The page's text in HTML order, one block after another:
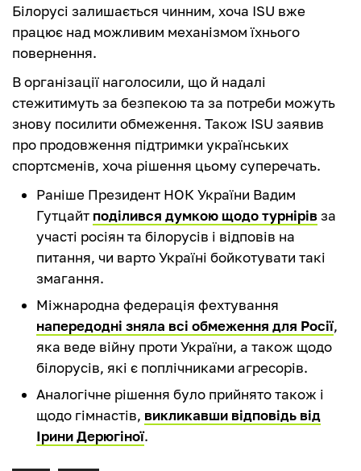
Білорусі залишається чинним, хоча ISU вже
працює над можливим механізмом їхнього
повернення.
В організації наголосили, що й надалі
стежитимуть за безпекою та за потреби можуть
знову посилити обмеження. Також ISU заявив
про продовження підтримки українських
спортсменів, хоча рішення цьому суперечать.
Раніше Президент НОК України Вадим
Гутцайт поділився думкою щодо турнірівза
участі росіян та білорусів і відповів на
питання, чи варто Україні бойкотувати такі
змагання.
Міжнародна федерація фехтування
напередодні зняла всі обмеження для Росії,
яка веде війну проти України, а також щодо
білорусів, які є поплічниками агресорів.
Аналогічне рішення було прийнято також і
щодо гімнастів, викликавши відповідь від
Ірини Дерюгіної.